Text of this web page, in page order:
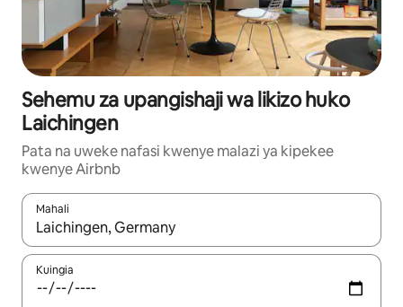
Sehemu za upangishaji wa likizo huko
Laichingen
Pata na uweke nafasi kwenye malazi ya kipekee
kwenye Airbnb
Mahali
Wakati matokeo yanapatikana, vinjari kwa kutumia vitufe vya
Kuingia